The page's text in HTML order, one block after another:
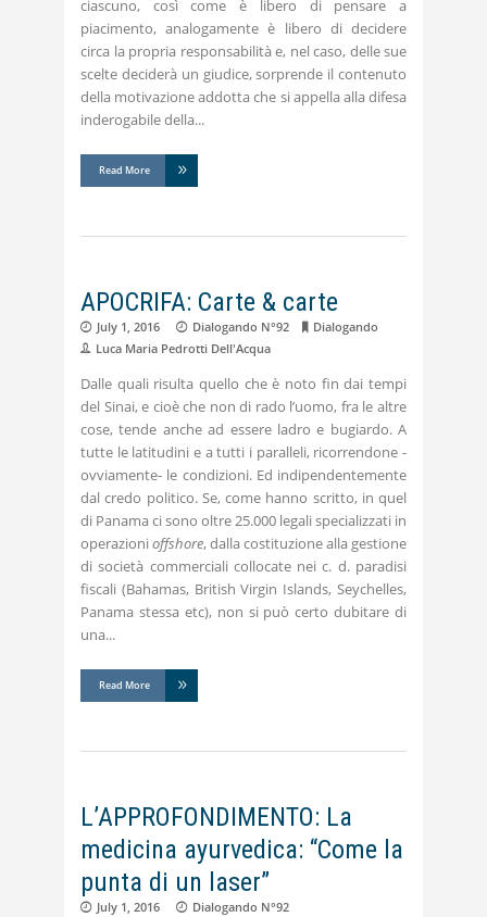
ciascuno, così come è libero di pensare a
piacimento, analogamente è libero di decidere
circa la propria responsabilità e, nel caso, delle sue
scelte deciderà un giudice, sorprende il contenuto
della motivazione addotta che si appella alla difesa
inderogabile della
Read More
APOCRIFA: Carte & carte
July 1, 2016 Dialogando N°92
Dialogando
Luca Maria Pedrotti Dell'Acqua
Dalle quali risulta quello che è noto fin dai tempi
del Sinai, e cioè che non di rado l’uomo, fra le altre
cose, tende anche ad essere ladro e bugiardo. A
tutte le latitudini e a tutti i paralleli, ricorrendone -
ovviamente- le condizioni. Ed indipendentemente
dal credo politico. Se, come hanno scritto, in quel
di Panama ci sono oltre 25.000 legali specializzati in
operazionioffshore, dalla costituzione alla gestione
di società commerciali collocate nei c. d. paradisi
fiscali (Bahamas, British Virgin Islands, Seychelles,
Panama stessa etc), non si può certo dubitare di
una
Read More
L’APPROFONDIMENTO: La
medicina ayurvedica: “Come la
punta di un laser”
July 1, 2016
Dialogando N°92